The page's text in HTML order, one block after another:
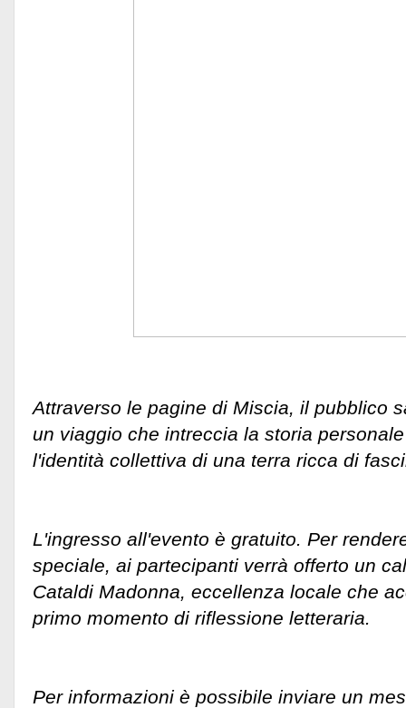
Attraverso le pagine di Miscia, il pubblico
un viaggio che intreccia la storia
l'identità collettiva di una terra ricca di
L'ingresso all'evento è gratuito. Per
speciale, ai partecipanti verrà offerto un
Cataldi Madonna, eccellenza locale che
primo momento di riflessione letteraria.
Per informazioni è possibile inviare un